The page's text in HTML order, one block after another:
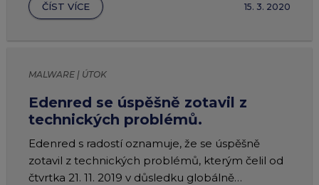
ČÍST VÍCE 15. 3. 2020
MALWARE | ÚTOK
Edenred se úspěšně zotavil z
technických problémů.
Edenred s radostí oznamuje, že se úspěšně
zotavil z technických problémů, kterým čelil od
čtvrtka 21. 11. 2019 v důsledku globálně